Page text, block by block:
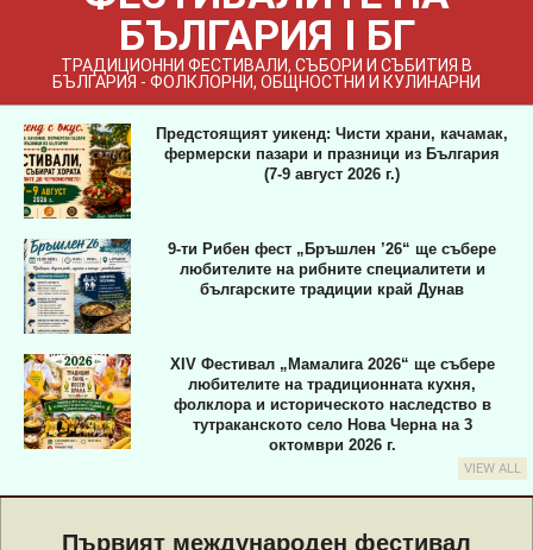
БЪЛГАРИЯ I БГ
ТРАДИЦИОННИ ФЕСТИВАЛИ, СЪБОРИ И СЪБИТИЯ В
БЪЛГАРИЯ - ФОЛКЛОРНИ, ОБЩНОСТНИ И КУЛИНАРНИ
Предстоящият уикенд: Чисти храни, качамак,
фермерски пазари и празници из България
(7-9 август 2026 г.)
9-ти Рибен фест „Бръшлен ’26“ ще събере
любителите на рибните специалитети и
българските традиции край Дунав
XIV Фестивал „Мамалига 2026“ ще събере
любителите на традиционната кухня,
фолклора и историческото наследство в
тутраканското село Нова Черна на 3
октомври 2026 г.
VIEW ALL
NavigationПървият международен фестивал